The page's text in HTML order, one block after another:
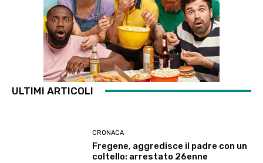
ULTIMI ARTICOLI
CRONACA
Fregene, aggredisce il padre con un
coltello: arrestato 26enne